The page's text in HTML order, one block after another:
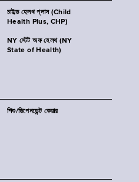
চাইল্ড হেলথ প্লাস (Child
Health Plus, CHP)
NY স্টেট অফ হেলথ (NY
State of Health)
শিশু/ডিপেনডেন্ট কেয়ার